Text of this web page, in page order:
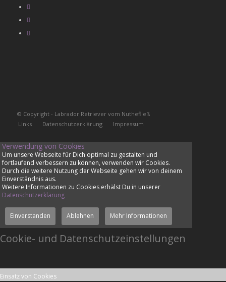
© Copyright - Labrador Retriever vom Nuthefließ
Links
Datenschutzerklärung Impressum
Verwendung von Cookies
Um unsere Webseite für Dich optimal zu gestalten und
fortlaufend verbessern zu können, verwenden wir Cookies.
Durch die weitere Nutzung der Webseite gehen wir von deinem
Einverständnis aus.
Weitere Informationen zu Cookies erhälst Du in unserer
Datenschutzerklärung
Einverstanden Ablehnen Mehr Informationen
Cookie- und Datenschutzeinstellungen
Einsatz von Cookies